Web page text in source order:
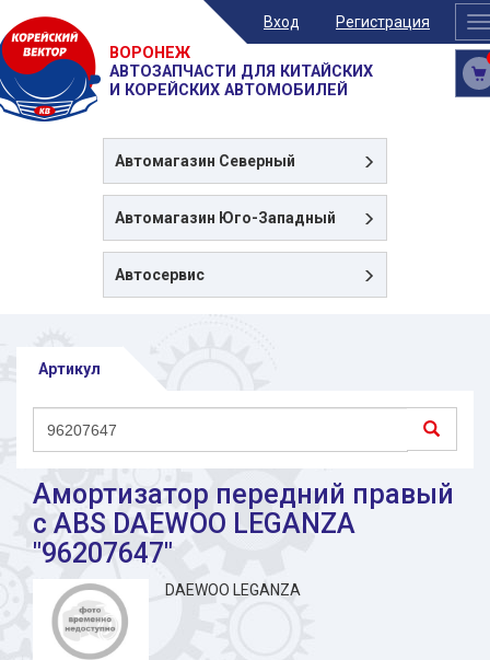
Вход Регистрация
ВОРОНЕЖ
АВТОЗАПЧАСТИ ДЛЯ КИТАЙСКИХ
И КОРЕЙСКИХ АВТОМОБИЛЕЙ
Автомагазин Северный
Автомагазин Юго-Западный
Автосервис
Артикул
Амортизатор передний правый
с ABS DAEWOO LEGANZA
"96207647"
DAEWOO LEGANZA